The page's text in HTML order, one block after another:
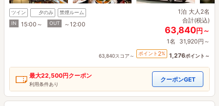
ツイン 夕のみ
禁煙ルーム
IN
15:00～ OUT ～12:00
1泊 大人2名
合計(税込)
63,840円～
1名 31,920円～
63,840スコア～ ポイント 2% 1,276ポイント～
最大22,500円クーポン
利用条件あり
クーポンGET